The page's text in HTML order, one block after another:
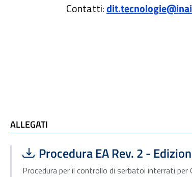
Contatti:
ALLEGATI e TI POTREBBE
ALLEGATI
Scarica file:
Procedura EA Rev. 2 -
Formato PDF — Dimensione
Procedura per il controllo di serbatoi interrati per